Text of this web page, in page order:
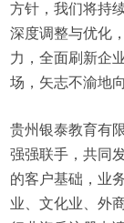
方针，我们将持
深度调整与优化
力，全面刷新企
场，矢志不渝地
贵州银泰教育有
强强联手，共同
的客户基础，业
业、文化业、外